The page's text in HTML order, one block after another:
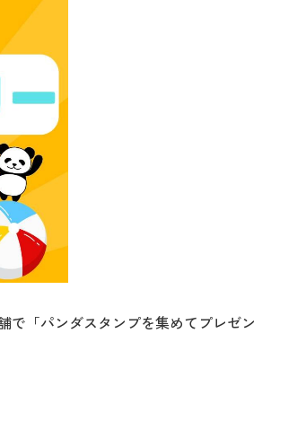
で「パンダスタンプを集めてプレゼン